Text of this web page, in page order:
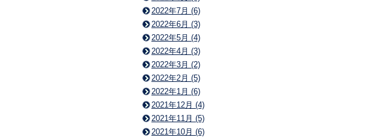
2022年7月 (6)
2022年6月 (3)
2022年5月 (4)
2022年4月 (3)
2022年3月 (2)
2022年2月 (5)
2022年1月 (6)
2021年12月 (4)
2021年11月 (5)
2021年10月 (6)